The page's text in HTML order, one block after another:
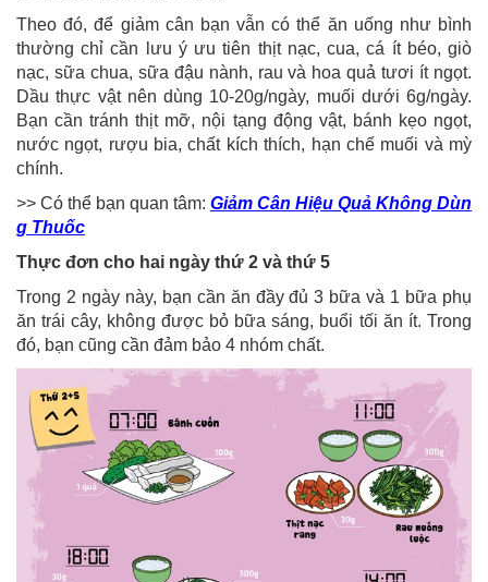
Theo đó, để giảm cân bạn vẫn có thể ăn uống như bình
thường chỉ cần lưu ý ưu tiên thịt nạc, cua, cá ít béo, giò
nạc, sữa chua, sữa đậu nành, rau và hoa quả tươi ít ngọt.
Dầu thực vật nên dùng 10-20g/ngày, muối dưới 6g/ngày.
Bạn cần tránh thịt mỡ, nội tạng động vật, bánh kẹo ngọt,
nước ngọt, rượu bia, chất kích thích, hạn chế muối và mỳ
chính.
>> Có thể bạn quan tâm: Giảm Cân Hiệu Quả Không Dùn
g Thuốc
Thực đơn cho hai ngày thứ 2 và thứ 5
Trong 2 ngày này, bạn cần ăn đầy đủ 3 bữa và 1 bữa phụ
ăn trái cây, không được bỏ bữa sáng, buổi tối ăn ít. Trong
đó, bạn cũng cần đảm bảo 4 nhóm chất.